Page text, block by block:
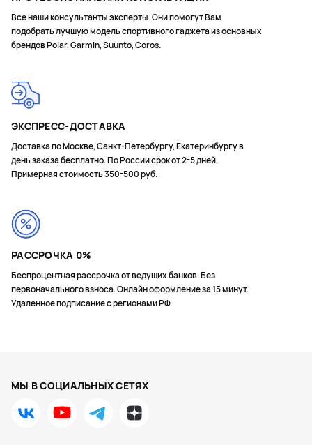
Все наши консультанты эксперты. Они помогут Вам
подобрать лучшую модель спортивного гаджета из основных
брендов Polar, Garmin, Suunto, Coros.
ЭКСПРЕСС-ДОСТАВКА
Доставка по Москве, Санкт-Петербургу, Екатеринбургу в
день заказа бесплатно. По России срок от 2-5 дней.
Примерная стоимость 350-500 руб.
РАССРОЧКА 0%
Беспроцентная рассрочка от ведущих банков. Без
первоначального взноса. Онлайн оформление за 15 минут.
Удаленное подписание с регионами РФ.
МЫ В СОЦИАЛЬНЫХ СЕТЯХ